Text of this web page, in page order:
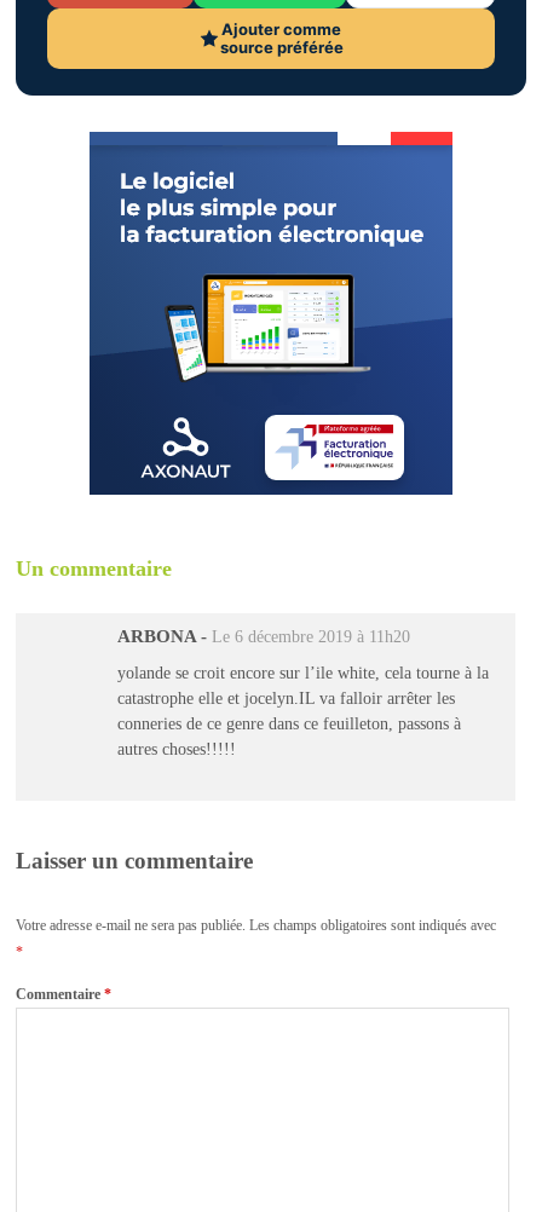
Ajouter comme
source préférée
Un commentaire
ARBONA - Le 6 décembre 2019 à 11h20
yolande se croit encore sur l’ile white, cela tourne à la
catastrophe elle et jocelyn.IL va falloir arrêter les
conneries de ce genre dans ce feuilleton, passons à
autres choses!!!!!
Laisser un commentaire
Votre adresse e-mail ne sera pas publiée. Les champs obligatoires sont indiqués avec
*
Commentaire*